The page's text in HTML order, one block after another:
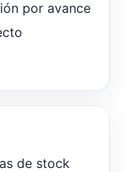
por avance
de stock